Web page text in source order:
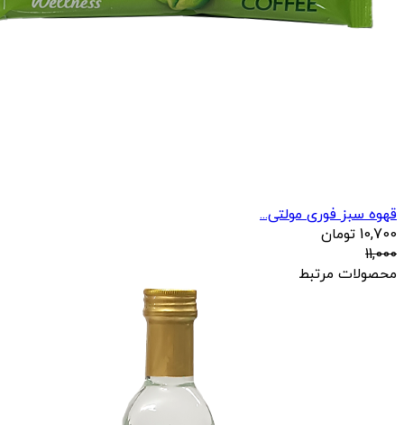
قهوه سبز فوری مولتی...
10,700 تومان
11,000
محصولات مرتبط